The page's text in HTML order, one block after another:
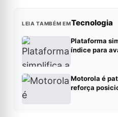
LEIA TAMBÉM EMTecnologia
Plataforma
índice para
Motorola é
reforça